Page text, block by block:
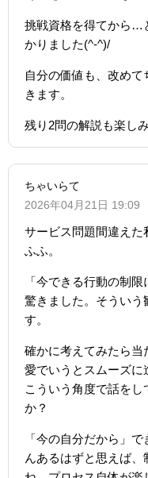
挑戦資格を得てから…
かりました(^-^)/
自分の価値も、改め
きます。
残り2問の解説も楽し
ちゃいらて
2026年04月21日 19:09
サービス問題間違えた
ふふ。
「今できる行動の制
驚きました。そうい
す。
確かに考えてみたら
愛でいうとスムーズに
こういう角度で話を
か？
「今の自分だから」
んあるはずと思えば